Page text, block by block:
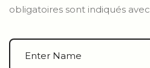
obligatoires sont indiqués avec